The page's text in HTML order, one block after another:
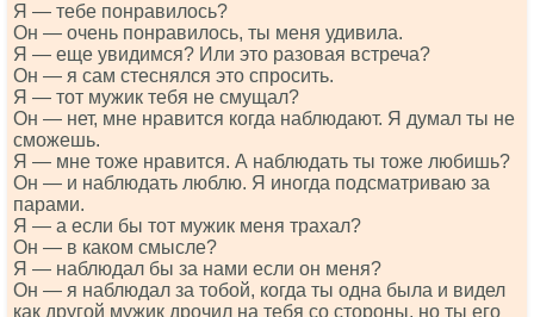
Я — тебе понравилось?
Он — очень понравилось, ты меня удивила.
Я — еще увидимся? Или это разовая встреча?
Он — я сам стеснялся это спросить.
Я — тот мужик тебя не смущал?
Он — нет, мне нравится когда наблюдают. Я думал ты не
сможешь.
Я — мне тоже нравится. А наблюдать ты тоже любишь?
Он — и наблюдать люблю. Я иногда подсматриваю за
парами.
Я — а если бы тот мужик меня трахал?
Он — в каком смысле?
Я — наблюдал бы за нами если он меня?
Он — я наблюдал за тобой, когда ты одна была и видел
как другой мужик дрочил на тебя со стороны, но ты его